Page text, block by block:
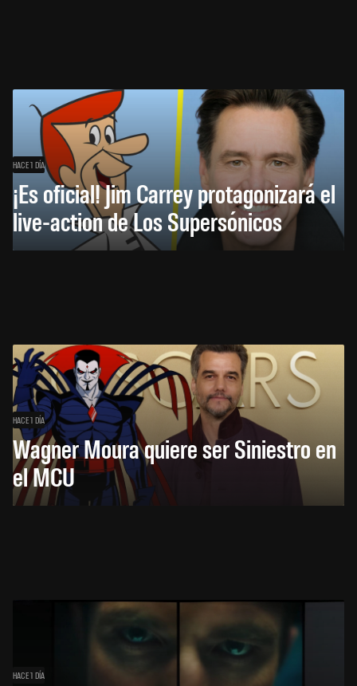
HACE 1 DÍA
¡Es oficial! Jim Carrey protagonizará el
live-action de Los Supersónicos
HACE 1 DÍA
Wagner Moura quiere ser Siniestro en
el MCU
HACE 1 DÍA